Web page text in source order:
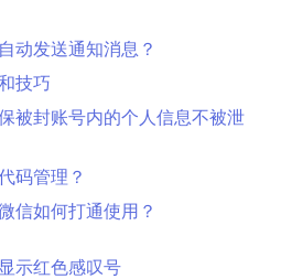
动发送通知消息？
技巧
被封账号内的个人信息不被泄
码管理？
信如何打通使用？
示红色感叹号